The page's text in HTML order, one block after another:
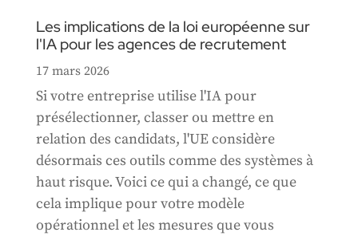
Les implications de la loi européenne sur
l'IA pour les agences de recrutement
17 mars 2026
Si votre entreprise utilise l'IA pour
présélectionner, classer ou mettre en
relation des candidats, l'UE considère
désormais ces outils comme des systèmes à
haut risque. Voici ce qui a changé, ce que
cela implique pour votre modèle
opérationnel et les mesures que vous